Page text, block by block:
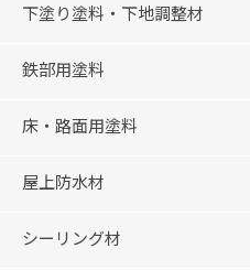
下塗り塗料・下地調整材
鉄部用塗料
床・路面用塗料
屋上防水材
シーリング材